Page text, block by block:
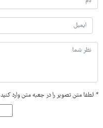
* لطفا متن تصویر را در جعبه متن وارد کنید